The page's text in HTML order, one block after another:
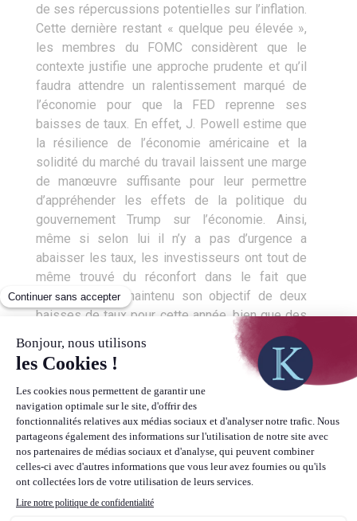
de ses répercussions potentielles sur l’inflation.
Cette dernière restant « quelque peu élevée »,
les membres du FOMC considèrent que le
contexte justifie une approche prudente et qu’il
faudra attendre un ralentissement marqué de
l’économie pour que la FED reprenne ses
baisses de taux. En effet, J. Powell estime que
la résilience de l’économie américaine et la
solidité du marché du travail laissent une marge
de manœuvre suffisante pour leur permettre
d’appréhender les effets de la politique du
gouvernement Trump sur l’économie. Ainsi,
même si selon lui il n’y a pas d’urgence a
abaisser les taux, les investisseurs ont tout de
même trouvé du réconfort dans le fait que
l’institution ait maintenu son objectif de deux
baisses de taux pour cette année, bien que des
divergences de stratégies apparaissent entre
les membres du FOMC.
Le facteur géopolitique toujours
central
Vous l’aurez ainsi constaté, la sphère
géopolitique et politique joue toujours un rôle
prépondérant sur l’économie, que ce soit via les
l’activité, la perception des ménages, des